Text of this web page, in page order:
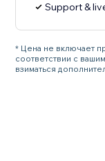
Support &
* Цена не включает
соответствии с
взиматься